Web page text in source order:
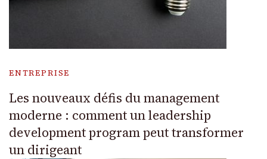
ENTREPRISE
Les nouveaux défis du management
moderne : comment un leadership
development program peut transformer
un dirigeant